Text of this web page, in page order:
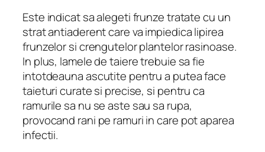
Este indicat sa alegeti frunze tratate cu un
strat antiaderent care va impiedica lipirea
frunzelor si crengutelor plantelor rasinoase.
In plus, lamele de taiere trebuie sa fie
intotdeauna ascutite pentru a putea face
taieturi curate si precise, si pentru ca
ramurile sa nu se aste sau sa rupa,
provocand rani pe ramuri in care pot aparea
infectii.